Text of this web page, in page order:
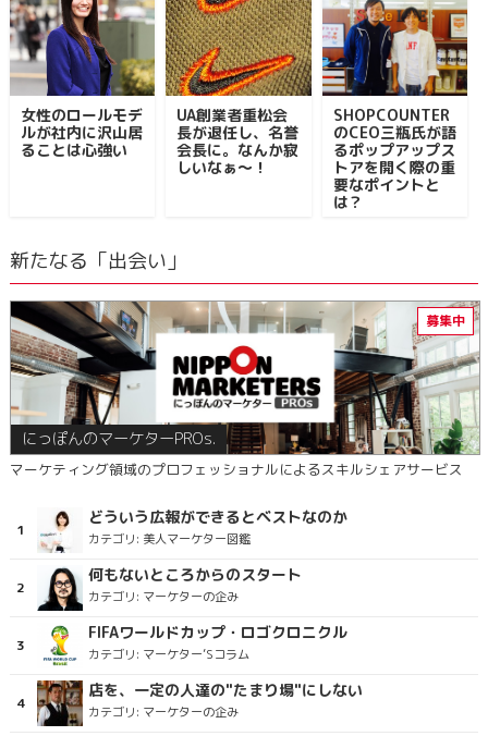
女性のロールモデ
ルが社内に沢山居
ることは心強い
UA創業者重松会
長が退任し、名誉
会長に。なんか寂
しいなぁ～！
SHOPCOUNTER
のCEO三瓶氏が語
るポップアップス
トアを開く際の重
要なポイントと
は？
新たなる「出会い」
にっぽんのマーケターPROs.
マーケティング領域のプロフェッショナルによるスキルシェアサービス
どういう広報ができるとベストなのか
カテゴリ: 美人マーケター図鑑
何もないところからのスタート
カテゴリ: マーケターの企み
FIFAワールドカップ・ロゴクロニクル
カテゴリ: マーケター’Sコラム
店を、一定の人達の"たまり場"にしない
カテゴリ: マーケターの企み